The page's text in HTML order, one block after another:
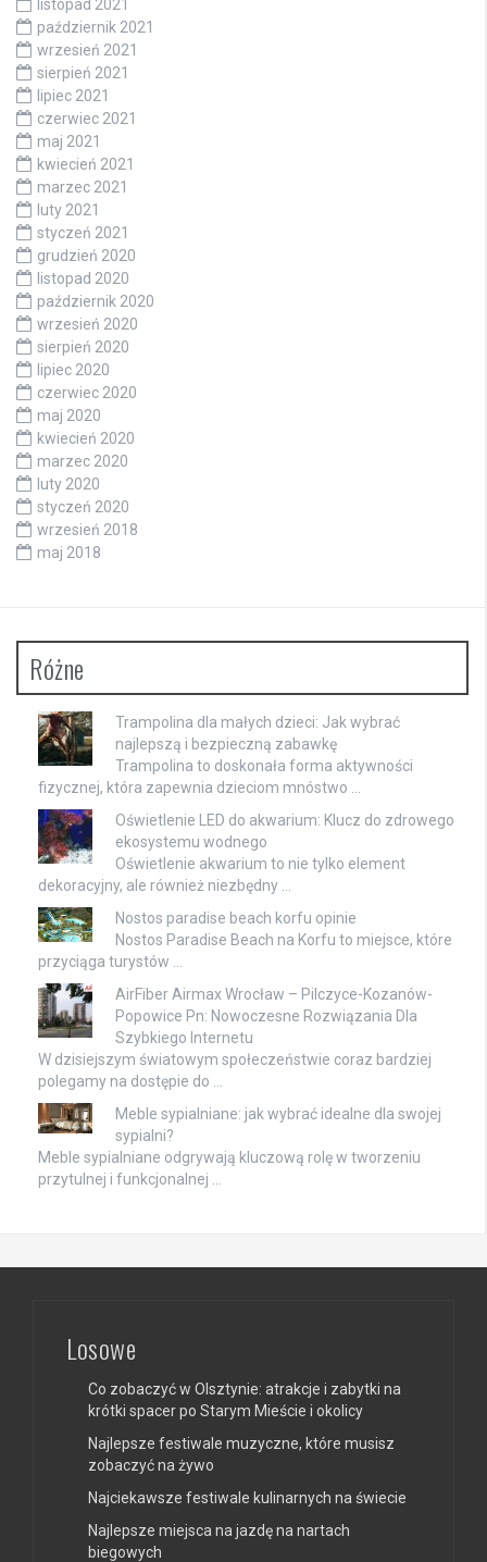
listopad 2021
październik 2021
wrzesień 2021
sierpień 2021
lipiec 2021
czerwiec 2021
maj 2021
kwiecień 2021
marzec 2021
luty 2021
styczeń 2021
grudzień 2020
listopad 2020
październik 2020
wrzesień 2020
sierpień 2020
lipiec 2020
czerwiec 2020
maj 2020
kwiecień 2020
marzec 2020
luty 2020
styczeń 2020
wrzesień 2018
maj 2018
Różne
Trampolina dla małych dzieci: Jak wybrać
najlepszą i bezpieczną zabawkę
Trampolina to doskonała forma aktywności
fizycznej, która zapewnia dzieciom mnóstwo …
Oświetlenie LED do akwarium: Klucz do zdrowego
ekosystemu wodnego
Oświetlenie akwarium to nie tylko element
dekoracyjny, ale również niezbędny …
Nostos paradise beach korfu opinie
Nostos Paradise Beach na Korfu to miejsce, które
przyciąga turystów …
AirFiber Airmax Wrocław – Pilczyce-Kozanów-
Popowice Pn: Nowoczesne Rozwiązania Dla
Szybkiego Internetu
W dzisiejszym światowym społeczeństwie coraz bardziej
polegamy na dostępie do …
Meble sypialniane: jak wybrać idealne dla swojej
sypialni?
Meble sypialniane odgrywają kluczową rolę w tworzeniu
przytulnej i funkcjonalnej …
Losowe
Co zobaczyć w Olsztynie: atrakcje i zabytki na
krótki spacer po Starym Mieście i okolicy
Najlepsze festiwale muzyczne, które musisz
zobaczyć na żywo
Najciekawsze festiwale kulinarnych na świecie
Najlepsze miejsca na jazdę na nartach
biegowych